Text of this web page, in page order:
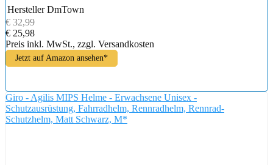
Hersteller DmTown
€ 32,99
€ 25,98
Preis inkl. MwSt., zzgl. Versandkosten
Jetzt auf Amazon ansehen*
Giro - Agilis MIPS Helme - Erwachsene Unisex -
Schutzausrüstung, Fahrradhelm, Rennradhelm, Rennrad-
Schutzhelm, Matt Schwarz, M*